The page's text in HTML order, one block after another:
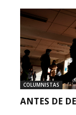
COLUMNISTAS
ANTES DE